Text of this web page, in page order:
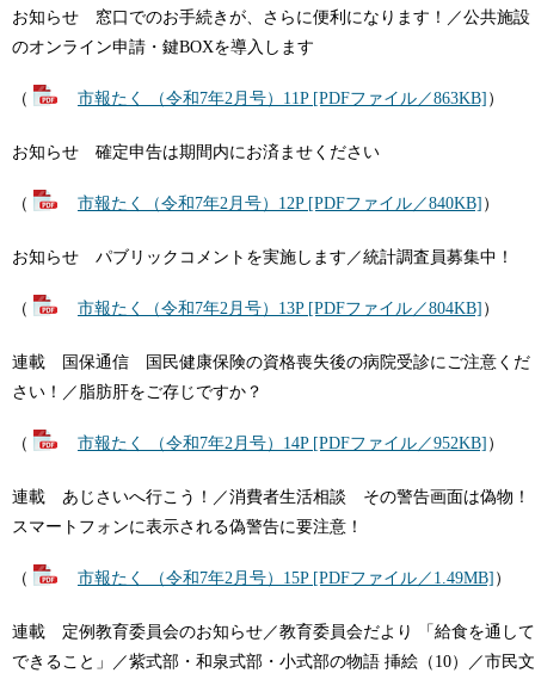
お知らせ 窓口でのお手続きが、さらに便利になります！／公共施設
のオンライン申請・鍵BOXを導入します
（ 市報たく （令和7年2月号）11P [PDFファイル／863KB] ）
お知らせ 確定申告は期間内にお済ませください
（ 市報たく（令和7年2月号）12P [PDFファイル／840KB] ）
お知らせ パブリックコメントを実施します／統計調査員募集中！
（ 市報たく（令和7年2月号）13P [PDFファイル／804KB] ）
​連載 国保通信 国民健康保険の資格喪失後の病院受診にご注意くだ
さい！／脂肪肝をご存じですか？
（ 市報たく （令和7年2月号）14P [PDFファイル／952KB] ）
連載 あじさいへ行こう！／消費者生活相談 その警告画面は偽物！
スマートフォンに表示される偽警告に要注意！
（ 市報たく （令和7年2月号）15P [PDFファイル／1.49MB] ）
連載 定例教育委員会のお知らせ／教育委員会だより 「給食を通して
できること」／紫式部・和泉式部・小式部の物語 挿絵（10）／市民文